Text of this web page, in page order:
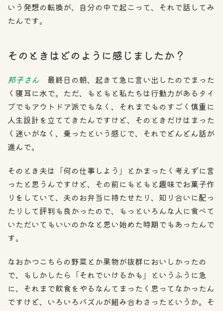
いう発想の転換が、自分の中で起こって、それで話してみ
たんです。
そのときはどのように感じましたか？
邦子さん 最終日の朝、起きて急に言い出したのでまった
く寝耳に水で。ただ、もともと私たちは行動力があるタイ
プでもアウトドア派でもなく、それまでものすごく慎重に
人生設計を立ててきたんですけど、そのときだけはまった
く迷いがなく、乗ったという感じで、それでどんどん話が
進んで。
そのとき夫は「何の仕事しよう」とかまったく考えずに言
ったと思うんですけど、その前にもともと趣味でお菓子作
りをしていて、夫のお弁当に持たせたり、知り合いに配っ
たりして評判も良かったので、もっといろんな人に食べて
いただいてもいいのかなと思い始めた時期でもあったんで
す。
なおかつこちらの野菜とか果物が抜群においしかったの
で、もしかしたら「それでいけるかも」というふうに急
に、それまで飲食をやるなんてまったく思ってなかったん
ですけど、いろいろパズルが組み合わさったというか。そ